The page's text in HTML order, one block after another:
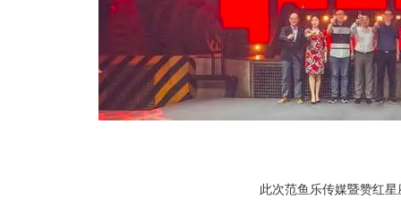
此次范鱼乐传媒暨赞红